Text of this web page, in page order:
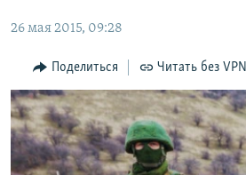
Вернутся
поискуИНФОГРАФИКА
ТЕЛЕПРОЕКТ КРЫМ.РЕАЛИИ
СОВЕТЫ ПРАВОЗАЩИТНИКОВ
ПРОПАВШИЕ БЕЗ ВЕСТИ
РАДІО СВОБОДА
КАК ОБОЙТИ БЛОКИРОВКУ
Українською
Qırımtatar
26 мая 2015, 09:28
Поделиться Читать без VPN